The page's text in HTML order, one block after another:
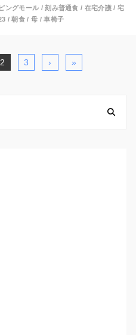
ングモール /刻み普通食 / 在宅介護 /宅
/朝食 /母 /車椅子
2 3 › »